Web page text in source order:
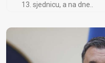
13. sjednicu, a na dne..